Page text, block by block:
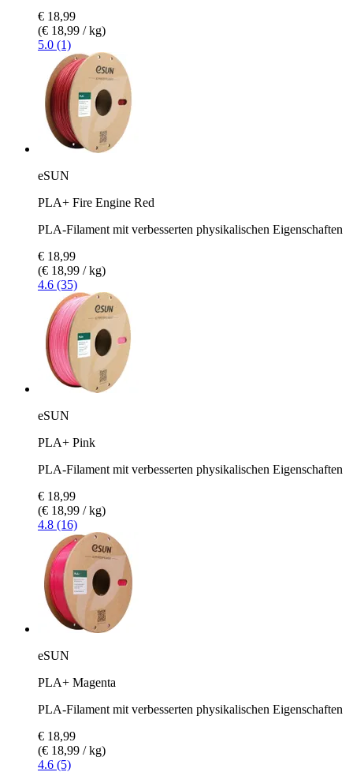
€ 18,99
(€ 18,99 / kg)
5.0 (1)
eSUN
PLA+ Fire Engine Red
PLA-Filament mit verbesserten physikalischen Eigenschaften
€ 18,99
(€ 18,99 / kg)
4.6 (35)
eSUN
PLA+ Pink
PLA-Filament mit verbesserten physikalischen Eigenschaften
€ 18,99
(€ 18,99 / kg)
4.8 (16)
eSUN
PLA+ Magenta
PLA-Filament mit verbesserten physikalischen Eigenschaften
€ 18,99
(€ 18,99 / kg)
4.6 (5)